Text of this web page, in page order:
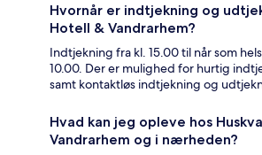
Hvornår er indtjekning og
Hotell & Vandrarhem?
Indtjekning fra kl. 15.00 til når som
10.00. Der er mulighed for hurtig
samt kontaktløs indtjekning og
Hvad kan jeg opleve hos
Vandrarhem og i nærheden?